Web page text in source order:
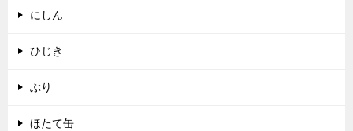
にしん
ひじき
ぶり
ほたて缶